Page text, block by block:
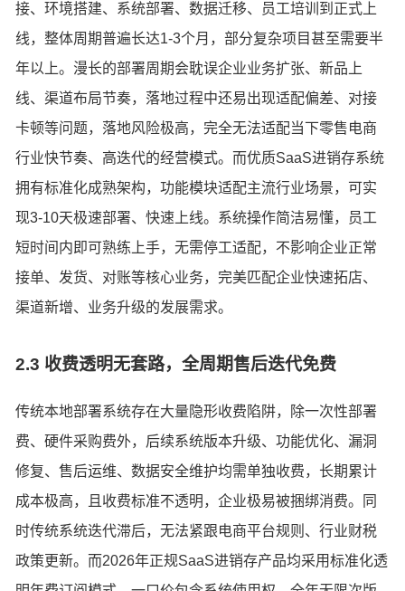
接、环境搭建、系统部署、数据迁移、员工培训到正式上
线，整体周期普遍长达1-3个月，部分复杂项目甚至需要半
年以上。漫长的部署周期会耽误企业业务扩张、新品上
线、渠道布局节奏，落地过程中还易出现适配偏差、对接
卡顿等问题，落地风险极高，完全无法适配当下零售电商
行业快节奏、高迭代的经营模式。而优质SaaS进销存系统
拥有标准化成熟架构，功能模块适配主流行业场景，可实
现3-10天极速部署、快速上线。系统操作简洁易懂，员工
短时间内即可熟练上手，无需停工适配，不影响企业正常
接单、发货、对账等核心业务，完美匹配企业快速拓店、
渠道新增、业务升级的发展需求。
2.3 收费透明无套路，全周期售后迭代免费
传统本地部署系统存在大量隐形收费陷阱，除一次性部署
费、硬件采购费外，后续系统版本升级、功能优化、漏洞
修复、售后运维、数据安全维护均需单独收费，长期累计
成本极高，且收费标准不透明，企业极易被捆绑消费。同
时传统系统迭代滞后，无法紧跟电商平台规则、行业财税
政策更新。而2026年正规SaaS进销存产品均采用标准化透